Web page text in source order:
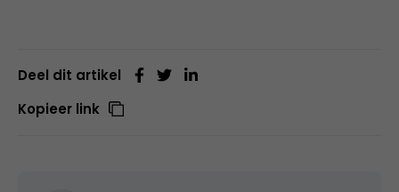
Deel dit artikel
Kopieer link